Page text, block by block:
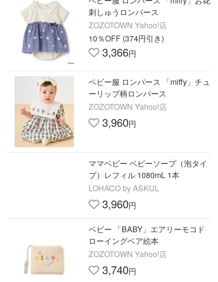
刺しゅうロンパース
ZOZOTOWN Yahoo!店
10％OFF (374円引き)
3,366円
ベビー服 ロンパース 「miffy」チュ
ーリップ柄ロンパース
ZOZOTOWN Yahoo!店
3,960円
ママベビー ベビーソープ（泡タイ
プ）レフィル 1080mL 1本
LOHACO by ASKUL
3,960円
ベビー 「BABY」エアリーモコド
ローイングベア絵本
ZOZOTOWN Yahoo!店
3,740円